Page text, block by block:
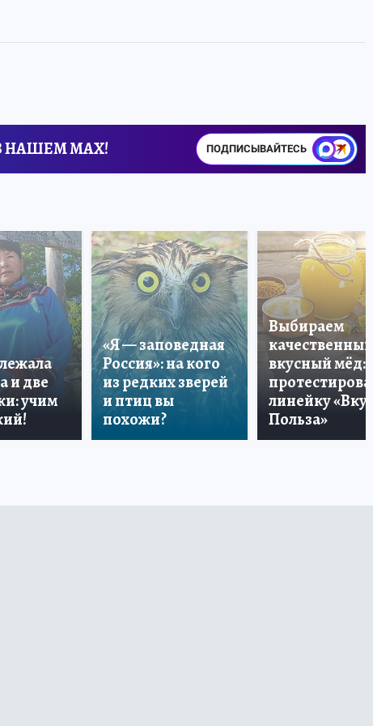
НАШЕМ MAX! ПОДПИСЫВАЙТЕСЬ
и две
учим
«Я — заповедная
Россия»: на кого
из редких зверей
и птиц вы
похожи?
Выбираем
качественный
вкусный мёд:
линейку «Вкус
Польза»